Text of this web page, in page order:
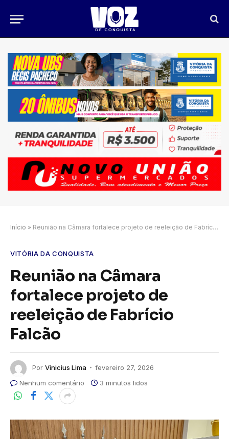
Início » Reunião na Câmara fortalece projeto de reeleição de Fabrício Falcão
VITÓRIA DA CONQUISTA
Reunião na Câmara
fortalece projeto de
reeleição de Fabrício
Falcão
Por Vinicius Lima
fevereiro 27, 2026
Nenhum comentário
3 minutos lidos